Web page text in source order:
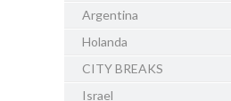
Argentina
Holanda
CITY BREAKS
Israel